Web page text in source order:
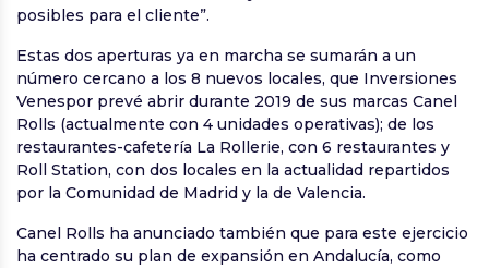
posibles para el cliente”.
Estas dos aperturas ya en marcha se sumarán a un
número cercano a los 8 nuevos locales, que Inversiones
Venespor prevé abrir durante 2019 de sus marcas Canel
Rolls (actualmente con 4 unidades operativas); de los
restaurantes-cafetería La Rollerie, con 6 restaurantes y
Roll Station, con dos locales en la actualidad repartidos
por la Comunidad de Madrid y la de Valencia.
Canel Rolls ha anunciado también que para este ejercicio
ha centrado su plan de expansión en Andalucía, como